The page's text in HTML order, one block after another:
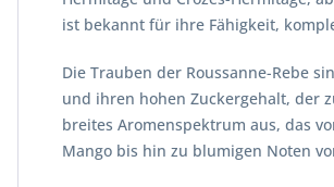
ist bekannt für ihre Fähigkeit,
Die Trauben der Roussanne-Rebe
und ihren hohen Zuckergehalt, der
breites Aromenspektrum aus, das
Mango bis hin zu blumigen Noten